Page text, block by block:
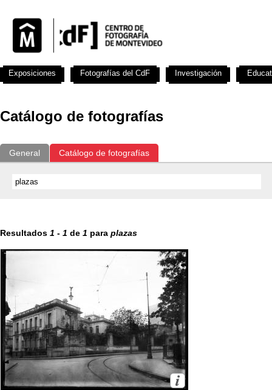
Catálogo de fotografías
General Catálogo de fotografías
Resultados 1 - 1 de 1 para plazas
Exposiciones Fotografías del CdF Investigación